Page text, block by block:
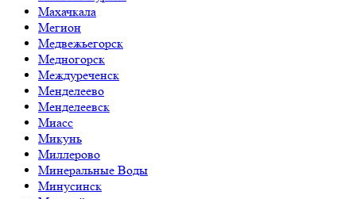
Махачкала
Мегион
Медвежьегорск
Медногорск
Междуреченск
Менделеево
Менделеевск
Миасс
Микунь
Миллерово
Минеральные Воды
Минусинск